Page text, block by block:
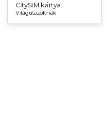
CitySIM kártya
Világutazóknak